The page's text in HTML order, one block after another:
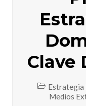
Clave
Medios